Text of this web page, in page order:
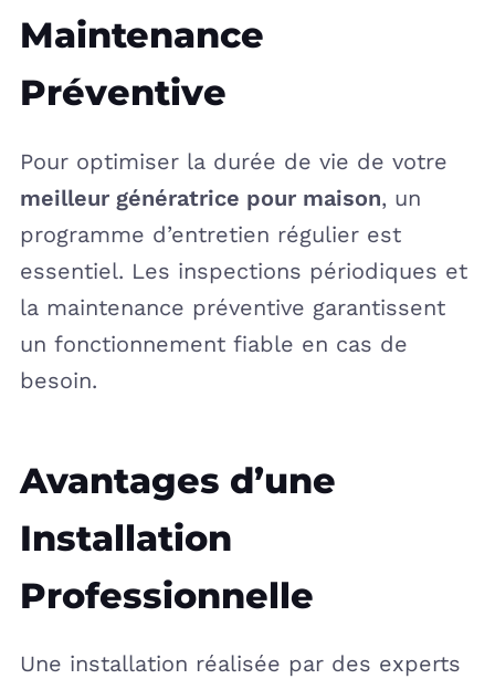
Maintenance
Préventive
Pour optimiser la durée de vie de votre
meilleur génératrice pour maison, un
programme d’entretien régulier est
essentiel. Les inspections périodiques et
la maintenance préventive garantissent
un fonctionnement fiable en cas de
besoin.
Avantages d’une
Installation
Professionnelle
Une installation réalisée par des experts